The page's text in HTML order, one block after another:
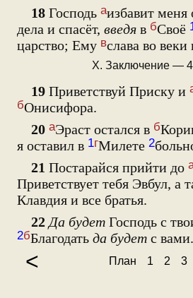
18 Господь аизбавит меня
дела и спасёт, введя в бСвоё
царство; Ему вслава во
X. Заключение —
19 Приветствуй Приску и
бОнисифора.
20 аЭраст остался в б
я оставил в 1гМилете 2
21 Постарайся прийти до
Приветствует тебя Эвбул, а
Клавдия и все братья.
22 Да будет Господь с
2бБлагодать да будет с вами.
< План 1 2 3